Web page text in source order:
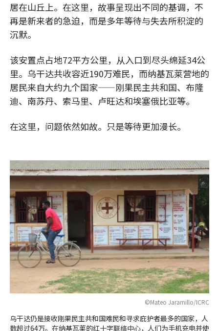
居在山丘上。在这里，故事呈现出不同的基调，不
再是新来者的急迫，而是多年等待与失去所积淀的
沉默。
该安置点占地72平方公里，从入口到尽头绵延34公
里。乌干达共收容近190万难民，而纳基瓦莱营地的
居民来自大约九个国家——刚果民主共和国、布隆
迪、南苏丹、索马里、卢旺达和埃塞俄比亚等。
在这里，问题依然如故。只是等待更加漫长。
©Mateo Jaramillo/ICRC
乌干达仍是接收刚果民主共和国难民和寻求庇护者最多的国家，人
数超过64万。在纳基瓦莱的红十字联络中心，人们为手机充电并使